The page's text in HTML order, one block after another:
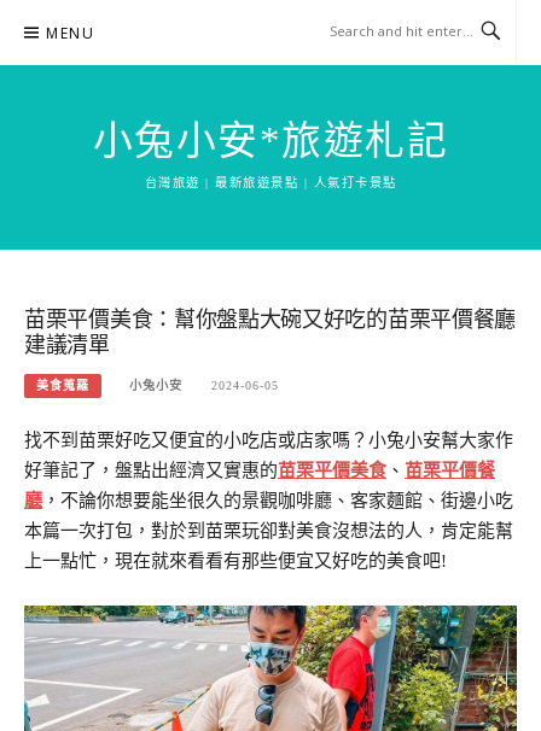
content
MENU
小兔小安*旅遊札記
台灣旅遊 | 最新旅遊景點 | 人氣打卡景點
苗栗平價美食：幫你盤點大碗又好吃的苗栗平價餐廳
建議清單
美食蒐羅 小兔小安 2024-06-05
找不到苗栗好吃又便宜的小吃店或店家嗎？小兔小安幫大家作
好筆記了，盤點出經濟又實惠的苗栗平價美食 、 苗栗平價餐
廳 ，不論你想要能坐很久的景觀咖啡廳、客家麵館、街邊小吃
本篇一次打包，對於到苗栗玩卻對美食沒想法的人，肯定能幫
上一點忙，現在就來看看有那些便宜又好吃的美食吧!